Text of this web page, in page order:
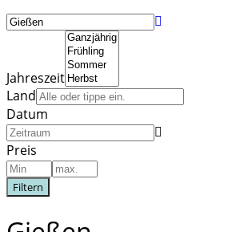
Jahreszeit
Land
Datum
Preis
Filtern